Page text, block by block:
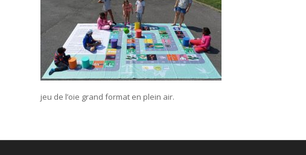
jeu de l’oie grand format en plein air.